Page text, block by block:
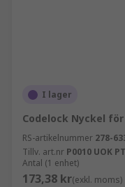
I lager
Codelock Nyckel
RS-artikelnummer 278-
Tillv. art.nr P0010 UOK PT
Antal (1 enhet)
173,38 kr(exkl. moms)